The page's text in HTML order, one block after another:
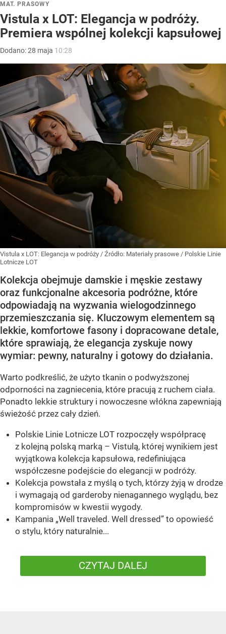
MAT. PRASOWY
Vistula x LOT: Elegancja w podróży.
Premiera wspólnej kolekcji kapsułowej
Dodano:28 maja 10:28
Vistula x LOT: Elegancja w podróży / Źródło: Materiały prasowe / Polskie Linie
Lotnicze LOT
Kolekcja obejmuje damskie i męskie zestawy
oraz funkcjonalne akcesoria podróżne, które
odpowiadają na wyzwania wielogodzinnego
przemieszczania się. Kluczowym elementem są
lekkie, komfortowe fasony i dopracowane detale,
które sprawiają, że elegancja zyskuje nowy
wymiar: pewny, naturalny i gotowy do działania.
Warto podkreślić, że użyto tkanin o podwyższonej
odporności na zagniecenia, które pracują z ruchem ciała.
Ponadto lekkie struktury i nowoczesne włókna zapewniają
świeżość przez cały dzień.
Polskie Linie Lotnicze LOT rozpoczęły współpracę
z kolejną polską marką – Vistulą, której wynikiem jest
wyjątkowa kolekcja kapsułowa, redefiniująca
współczesne podejście do elegancji w podróży.
Kolekcja powstała z myślą o tych, którzy żyją w drodze
i wymagają od garderoby nienagannego wyglądu, bez
kompromisów w kwestii wygody.
Kampania „Well traveled. Well dressed” to opowieść
o stylu, który naturalnie...
CZYTAJ DALEJ